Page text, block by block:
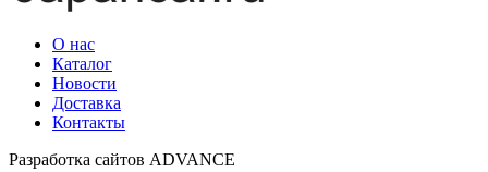
О нас
Каталог
Новости
Доставка
Контакты
Разработка сайтов ADVANCE